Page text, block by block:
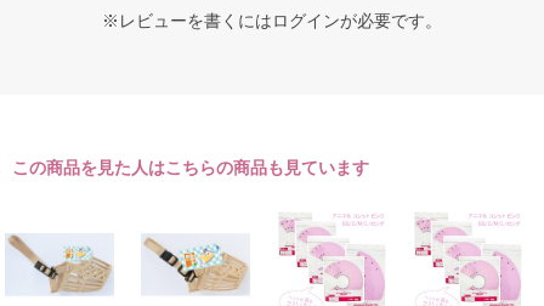
※レビューを書くにはログインが必要です。
この商品を見た人はこちらの商品も見ています